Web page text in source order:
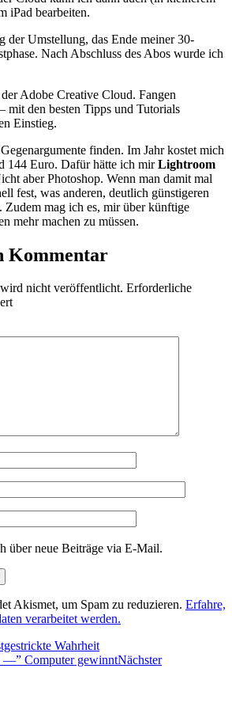
iPad bearbeiten.
der Umstellung, das Ende meiner 30-
Nach Abschluss des Abos wurde ich
Adobe Creative Cloud. Fangen
den besten Tipps und Tutorials
Einstieg.
finden. Im Jahr kostet mich
144 Euro. Dafür hätte ich mirLightroom
aber Photoshop. Wenn man damit mal
fest, was anderen, deutlich günstigeren
Zudem mag ich es, mir über künftige
mehr machen zu müssen.
Kommentar
nicht veröffentlicht. Erforderliche
über neue Beiträge via E-Mail.
Akismet, um Spam zu reduzieren. Erfahre,
verarbeitet werden.
Wahrheit
—” Computer gewinntNächster